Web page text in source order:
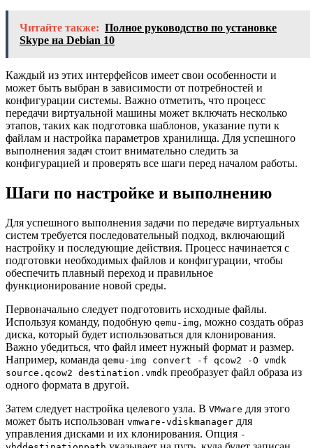
Читайте также: Полное руководство по установке
Skype на Debian 10
Каждый из этих интерфейсов имеет свои особенности и
может быть выбран в зависимости от потребностей и
конфигурации системы. Важно отметить, что процесс
передачи виртуальной машины может включать несколько
этапов, таких как подготовка шаблонов, указание пути к
файлам и настройка параметров хранилища. Для успешного
выполнения задач стоит внимательно следить за
конфигурацией и проверять все шаги перед началом работы.
Шаги по настройке и выполнению
Для успешного выполнения задачи по передаче виртуальных
систем требуется последовательный подход, включающий
настройку и последующие действия. Процесс начинается с
подготовки необходимых файлов и конфигурации, чтобы
обеспечить плавный переход и правильное
функционирование новой среды.
Первоначально следует подготовить исходные файлы.
Используя команду, подобную qemu-img, можно создать образ
диска, который будет использоваться для клонирования.
Важно убедиться, что файл имеет нужный формат и размер.
Например, команда qemu-img convert -f qcow2 -O vmdk
source.qcow2 destination.vmdk преобразует файл образа из
одного формата в другой.
Затем следует настройка целевого узла. В VMware для этого
может быть использован vmware-vdiskmanager для
управления дисками и их клонирования. Опция -